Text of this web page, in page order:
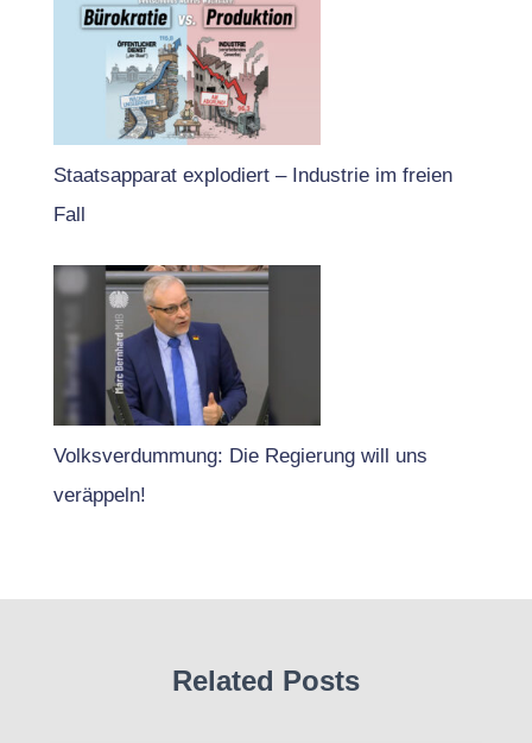
Staatsapparat explodiert – Industrie im freien
Fall
Volksverdummung: Die Regierung will uns
veräppeln!
Related Posts